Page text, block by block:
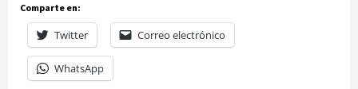
Comparte en:
Twitter Correo electrónico
WhatsApp